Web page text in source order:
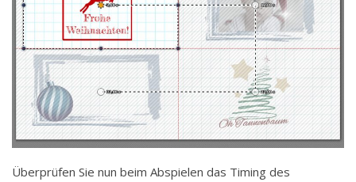
Überprüfen Sie nun beim Abspielen das Timing des